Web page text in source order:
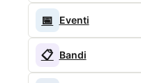
📅 Eventi
📋 Bandi